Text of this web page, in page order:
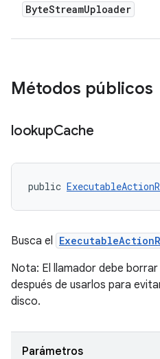
ByteStreamUploader
Métodos públicos
lookupCache
public
Busca el
Nota: El llamador debe
después de usarlos para
disco.
Parámetros